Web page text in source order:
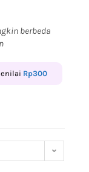
berbeda
Rp300